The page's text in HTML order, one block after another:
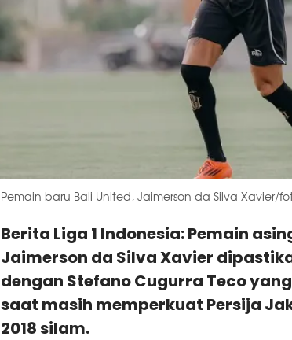
Pemain baru Bali United, Jaimerson da Silva Xavier/
Berita Liga 1 Indonesia: Pemain
Jaimerson da Silva Xavier
dengan Stefano Cugurra Teco
saat masih memperkuat Persija
2018 silam.